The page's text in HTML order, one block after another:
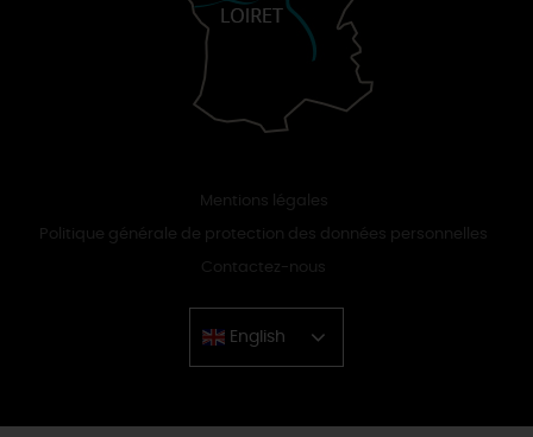
Mentions légales
Politique générale de protection des données personnelles
Contactez-nous
English
Chinese